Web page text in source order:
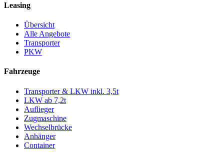
Leasing
Übersicht
Alle Angebote
Transporter
PKW
Fahrzeuge
Transporter & LKW inkl. 3,5t
LKW ab 7,2t
Auflieger
Zugmaschine
Wechselbrücke
Anhänger
Container